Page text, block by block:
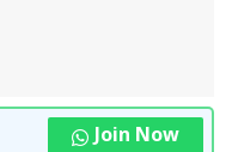
Join Now